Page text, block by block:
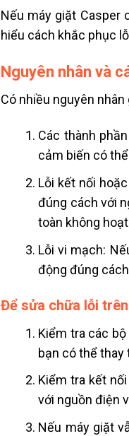
Nếu máy giặt Casper
hiểu cách khắc phục
Nguyên nhân và
Có nhiều nguyên
Các thành
cảm biến có
Lỗi kết nối
đúng cách với
toàn không
Lỗi vi mạch:
động đúng
Để sửa chữa lỗi
Kiểm tra các
bạn có thể thay
Kiểm tra kết
với nguồn điện
Nếu máy giặt